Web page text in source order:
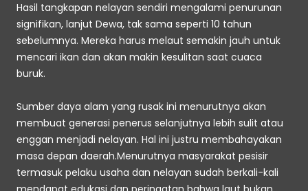
Hasil tangkapan nelayan sendiri mengalami penurunan
signifikan, lanjut Dewa, tak sama seperti 10 tahun
sebelumnya. Mereka harus melaut semakin jauh untuk
mencari ikan dan akan makin kesulitan saat cuaca
buruk.
Sumber daya alam yang rusak ini menurutnya akan
membuat generasi penerus selanjutnya lebih sulit atau
enggan menjadi nelayan. Hal ini justru membahayakan
masa depan daerah.Menurutnya masyarakat pesisir
termasuk pelaku usaha dan nelayan sudah berkali-kali